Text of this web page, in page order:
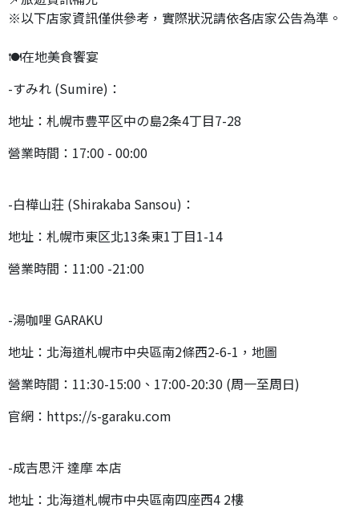
※以下店家資訊僅供參考，實際狀況請依各店家公告為準。
🍽️在地美食饗宴
-すみれ (Sumire)：
地址：札幌市豊平区中の島2条4丁目7-28
營業時間：17:00 - 00:00
-白樺山荘 (Shirakaba Sansou)：
地址：札幌市東区北13条東1丁目1-14
營業時間：11:00 -21:00
-湯咖哩 GARAKU
地址：北海道札幌市中央區南2條西2-6-1，地圖
營業時間：11:30-15:00、17:00-20:30 (周一至周日)
官網：https://s-garaku.com
-成吉思汗 達摩 本店
地址：北海道札幌市中央區南四座西4 2樓